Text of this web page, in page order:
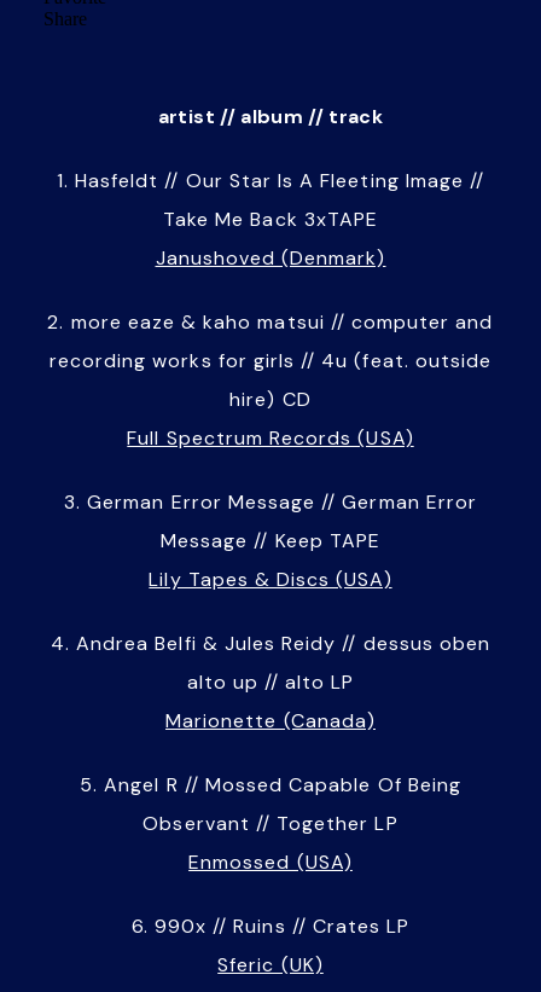
artist // album // track
1. Hasfeldt // Our Star Is A Fleeting Image //
Take Me Back 3xTAPE
Janushoved (Denmark)
2. more eaze & kaho matsui // computer and
recording works for girls // 4u (feat. outside
hire) CD
Full Spectrum Records (USA)
3. German Error Message // German Error
Message // Keep TAPE
Lily Tapes & Discs (USA)
4. Andrea Belfi & Jules Reidy // dessus oben
alto up // alto LP
Marionette (Canada)
5. Angel R // Mossed Capable Of Being
Observant // Together LP
Enmossed (USA)
6. 990x // Ruins // Crates LP
Sferic (UK)